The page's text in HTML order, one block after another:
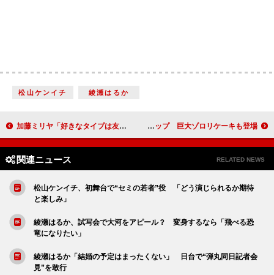
松山ケンイチ 綾瀬はるか
加藤ミリヤ「好きなタイプは友達がいない人」 “根拠のない自信”がデビューを後押し！？ すたーふらわーが華麗にドレスアップ 巨大ゾロリケーキも登場
関連ニュース RELATED NEWS
松山ケンイチ、初舞台で“セミの若者”役 「どう演じられるか期待
と楽しみ」
綾瀬はるか、試写会で大河をアピール？ 変身するなら「飛べる恐
竜になりたい」
綾瀬はるか「結婚の予定はまったくない」 日台で“弾丸同日記者会
見”を敢行